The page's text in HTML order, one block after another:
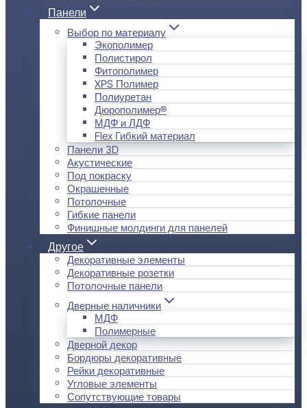
Панели
Выбор по материалу
Экополимер
Полистирол
Фитополимер
XPS Полимер
Полиуретан
Дюрополимер®
МДФ и ЛДФ
Flex Гибкий материал
Панели 3D
Акустические
Под покраску
Окрашенные
Потолочные
Гибкие панели
Финишные молдинги для панелей
Другое
Декоративные элементы
Декоративные розетки
Потолочные панели
Дверные наличники
МДФ
Полимерные
Дверной декор
Бордюры декоративные
Рейки декоративные
Угловые элементы
Сопутствующие товары